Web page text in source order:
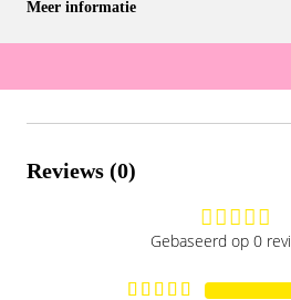
Meer informatie
Reviews (0)
Gebaseerd op 0